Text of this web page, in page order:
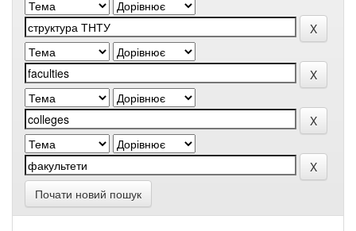
Почати новий пошук